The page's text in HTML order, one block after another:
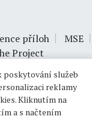
příloh
MSE
Project
poskytování služeb
reklamy
Kliknutím na
a s načtením